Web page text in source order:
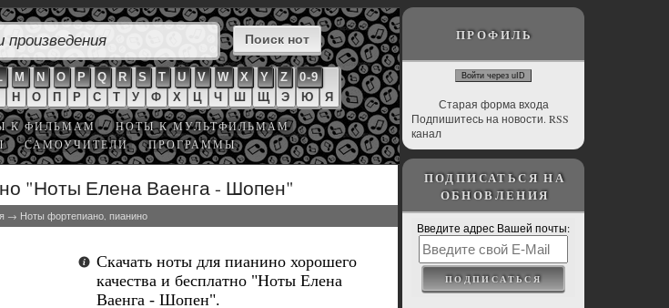
"Ноты Елена Ваенга - Шопен"
→ Ноты фортепиано, пианино
Скачать ноты для пианино хорошего
качества и бесплатно "Ноты Елена
Ваенга - Шопен".
M N O P Q R S T U V W X Y Z
0-9
Н О П Р С Т У Ф Х Ц Ч Ш Щ Э Ю Я
К ФИЛЬМАМ
НОТЫ К МУЛЬТФИЛЬМАМ
САМОУЧИТЕЛИ ПРОГРАММЫ
ПРОФИЛЬ
Войти через uID
Старая форма входа
Подпишитесь на новости. RSS
канал
ПОДПИСАТЬСЯ НА
ОБНОВЛЕНИЯ
Введите адрес Вашей почты: